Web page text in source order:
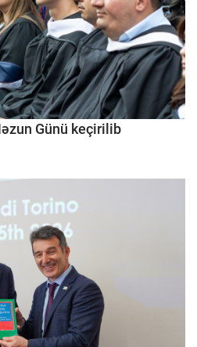
Günü keçirilib